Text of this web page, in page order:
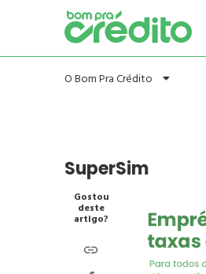
O Bom Pra Crédito
SuperSim
Gostou
deste
artigo?